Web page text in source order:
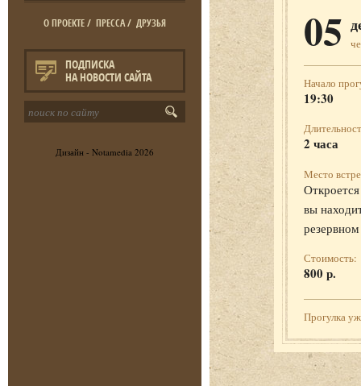
О ПРОЕКТЕ/ ПРЕССА/ ДРУЗЬЯ
ПОДПИСКА
НА НОВОСТИ САЙТА
Дизайн - Notamedia 2026
05
Начало
19:30
2 часа
Место
вы
Стоимость:
800 р.
Прогулка